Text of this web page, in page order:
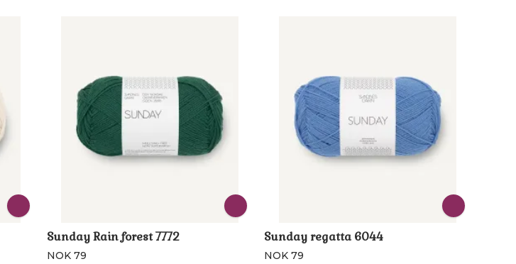
Sunday Rain forest 7772
NOK 79
Sunday regatta 6044
NOK 79